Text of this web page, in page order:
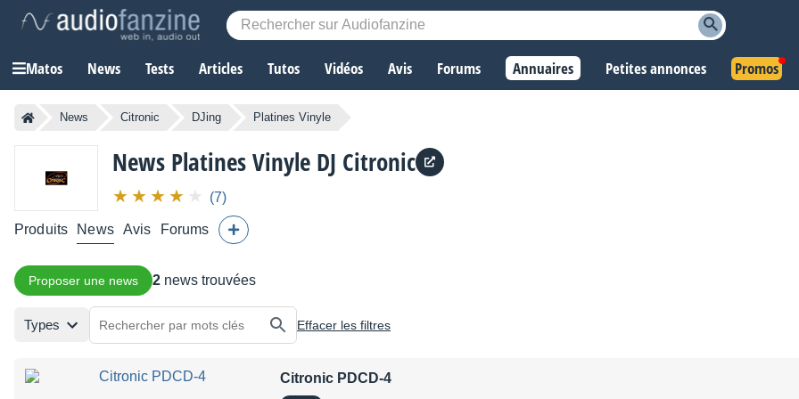
Matos News Tests Articles Tutos Vidéos Avis Forums Annuaires Petites annonces Promos
News Citronic DJing Platines Vinyle
News Platines Vinyle DJ Citronic
(7)
Produits News Avis Forums
Proposer une news 2 news trouvées
Types Effacer les filtres
Citronic PDCD-4